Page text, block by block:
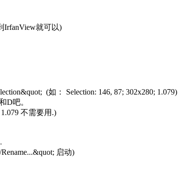
就可以)
(如： Selection: 146, 87; 302x280; 1.079)
吧。
不需要用.)
启动)